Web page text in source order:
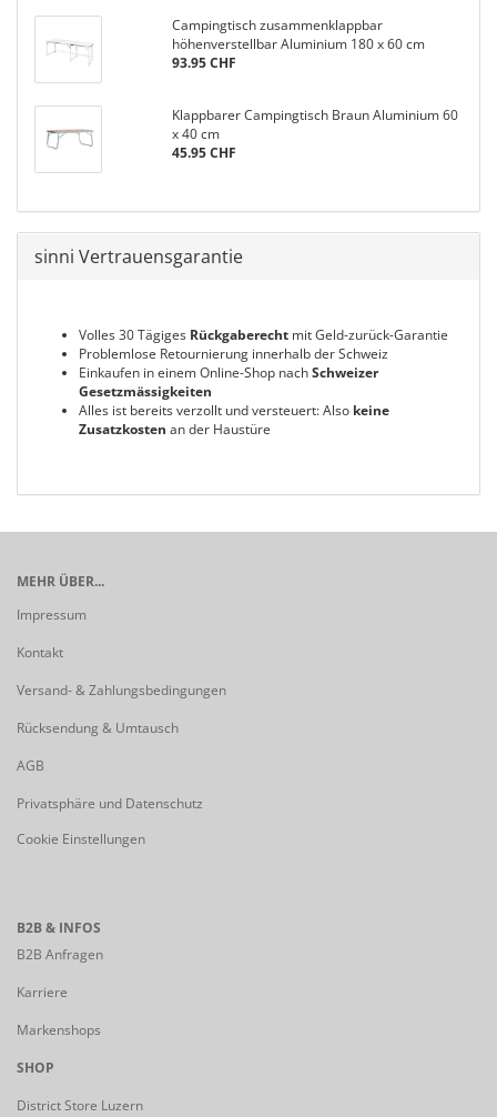
Campingtisch zusammenklappbar
höhenverstellbar Aluminium 180 x 60 cm
93.95 CHF
Klappbarer Campingtisch Braun Aluminium 60
x 40 cm
45.95 CHF
sinni Vertrauensgarantie
Volles 30 Tägiges Rückgaberecht mit Geld-zurück-Garantie
Problemlose Retournierung innerhalb der Schweiz
Einkaufen in einem Online-Shop nachSchweizer
Gesetzmässigkeiten
Alles ist bereits verzollt und versteuert: Also keine
Zusatzkosten an der Haustüre
MEHR ÜBER...
Impressum
Kontakt
Versand- & Zahlungsbedingungen
Rücksendung & Umtausch
AGB
Privatsphäre und Datenschutz
Cookie Einstellungen
B2B & INFOS
B2B Anfragen
Karriere
Markenshops
SHOP
District Store Luzern